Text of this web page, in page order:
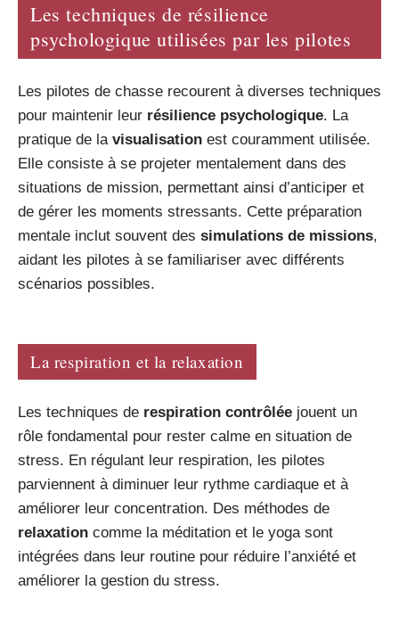
Les techniques de résilience
psychologique utilisées par les pilotes
Les pilotes de chasse recourent à diverses techniques
pour maintenir leur résilience psychologique. La
pratique de la visualisation est couramment utilisée.
Elle consiste à se projeter mentalement dans des
situations de mission, permettant ainsi d’anticiper et
de gérer les moments stressants. Cette préparation
mentale inclut souvent des simulations de missions,
aidant les pilotes à se familiariser avec différents
scénarios possibles.
La respiration et la relaxation
Les techniques de respiration contrôlée jouent un
rôle fondamental pour rester calme en situation de
stress. En régulant leur respiration, les pilotes
parviennent à diminuer leur rythme cardiaque et à
améliorer leur concentration. Des méthodes de
relaxation comme la méditation et le yoga sont
intégrées dans leur routine pour réduire l’anxiété et
améliorer la gestion du stress.